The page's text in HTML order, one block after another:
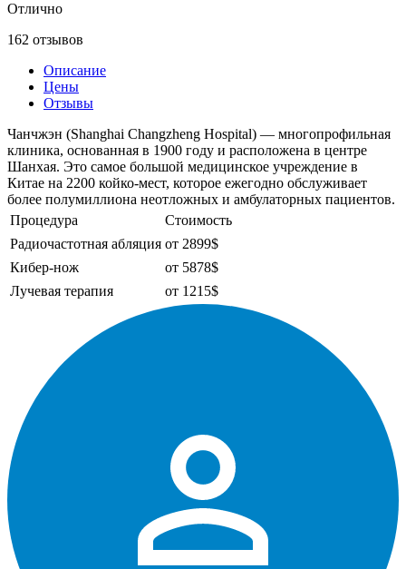
Отлично
162 отзывов
Описание
Цены
Отзывы
Чанчжэн (Shanghai Changzheng Hospital) — многопрофильная
клиника, основанная в 1900 году и расположена в центре
Шанхая. Это самое большой медицинское учреждение в
Китае на 2200 койко-мест, которое ежегодно обслуживает
более полумиллиона неотложных и амбулаторных пациентов.
Процедура
Стоимость
Радиочастотная абляция от 2899$
Кибер-нож
от 5878$
Лучевая терапия
от 1215$